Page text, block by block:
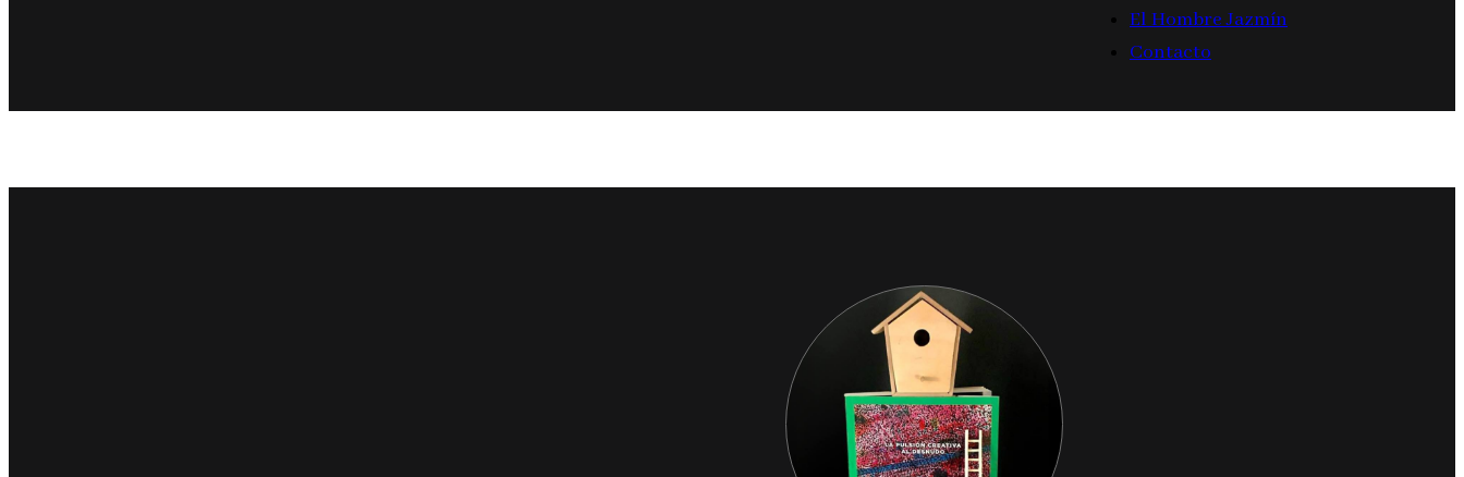
El Hombre Jazmín
Contacto